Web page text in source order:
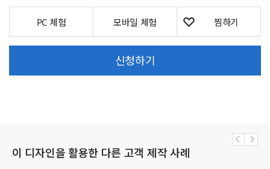
PC 체험 모바일 체험
신청하기
이 디자인을 활용한 다른 고객 제작 사례